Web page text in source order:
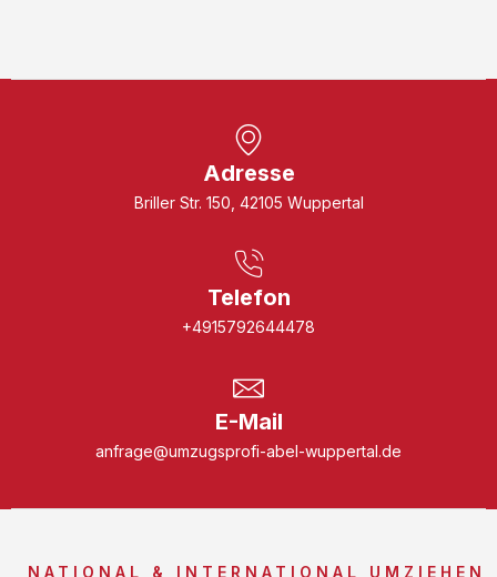
Adresse
Briller Str. 150, 42105 Wuppertal
Telefon
+4915792644478
E-Mail
anfrage@umzugsprofi-abel-wuppertal.de
NATIONAL & INTERNATIONAL UMZIEHEN